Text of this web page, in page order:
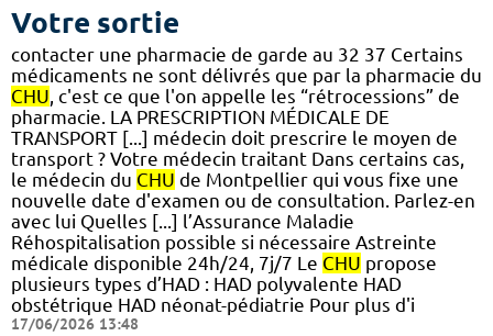
Votre sortie
contacter une pharmacie de garde au 32 37 Certains
médicaments ne sont délivrés que par la pharmacie du
CHU, c'est ce que l'on appelle les “rétrocessions” de
pharmacie. LA PRESCRIPTION MÉDICALE DE
TRANSPORT [...] médecin doit prescrire le moyen de
transport ? Votre médecin traitant Dans certains cas,
le médecin du CHU de Montpellier qui vous fixe une
nouvelle date d'examen ou de consultation. Parlez-en
avec lui Quelles [...] l’Assurance Maladie
Réhospitalisation possible si nécessaire Astreinte
médicale disponible 24h/24, 7j/7 Le CHU propose
plusieurs types d’HAD : HAD polyvalente HAD
obstétrique HAD néonat-pédiatrie Pour plus d'i
17/06/2026 13:48